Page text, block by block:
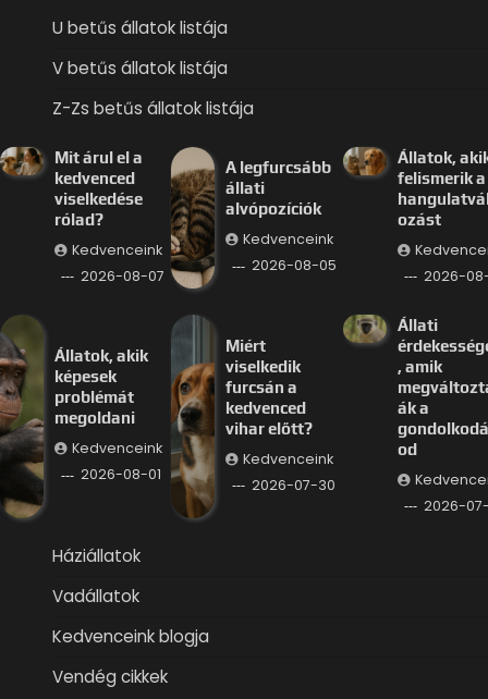
U betűs állatok listája
V betűs állatok listája
Z-Zs betűs állatok listája
Mit árul el a
kedvenced
viselkedése
rólad?
Kedvenceink
2026-08-07
A legfurcsább
állati
alvópozíciók
Kedvenceink
2026-08-05
Állatok,
felismerik a
ozást
2026-
Állatok, akik
képesek
problémát
megoldani
Kedvenceink
2026-08-01
Miért
viselkedik
furcsán a
kedvenced
vihar előtt?
Kedvenceink
2026-07-30
Állati
, amik
ák a
od
2026-
Háziállatok
Vadállatok
Kedvenceink blogja
Vendég cikkek